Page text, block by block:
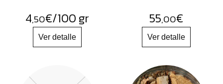
PRODUCTOS
ACCESORIOS
ALIMENTOS
4,50€/100 gr 55,00€